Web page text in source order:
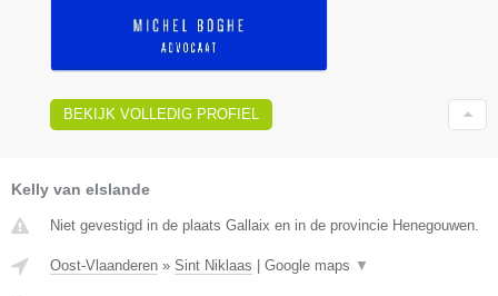
BEKIJK VOLLEDIG PROFIEL
Kelly van elslande
Niet gevestigd in de plaats Gallaix en in de provincie Henegouwen.
Oost-Vlaanderen » Sint Niklaas Google maps ▼